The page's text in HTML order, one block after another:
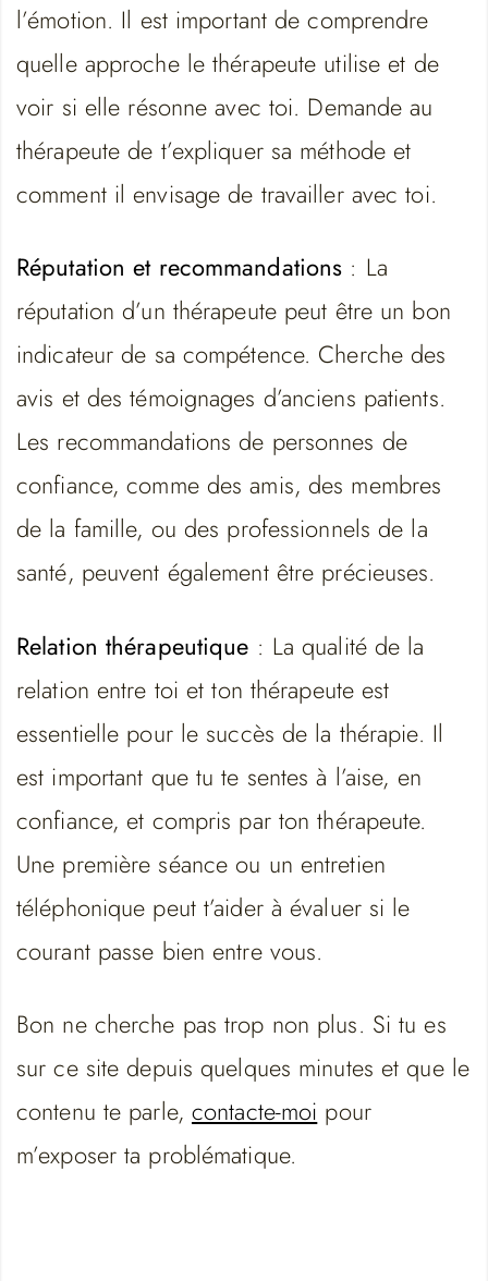
l’émotion. Il est important de comprendre
quelle approche le thérapeute utilise et de
voir si elle résonne avec toi. Demande au
thérapeute de t’expliquer sa méthode et
comment il envisage de travailler avec toi.
Réputation et recommandations : La
réputation d’un thérapeute peut être un bon
indicateur de sa compétence. Cherche des
avis et des témoignages d’anciens patients.
Les recommandations de personnes de
confiance, comme des amis, des membres
de la famille, ou des professionnels de la
santé, peuvent également être précieuses.
Relation thérapeutique : La qualité de la
relation entre toi et ton thérapeute est
essentielle pour le succès de la thérapie. Il
est important que tu te sentes à l’aise, en
confiance, et compris par ton thérapeute.
Une première séance ou un entretien
téléphonique peut t’aider à évaluer si le
courant passe bien entre vous.
Bon ne cherche pas trop non plus. Si tu es
sur ce site depuis quelques minutes et que le
contenu te parle, contacte-moi pour
m’exposer ta problématique.